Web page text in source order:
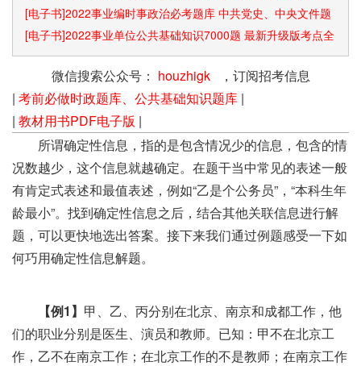
[电子书]2022事业编时事政治必考题库 中共党史、中央文件题
库已更新
[电子书]2022事业单位公共基础知识7000题 最新升级版考点全
覆盖
微信搜索公众号： houzhigk，订阅招考信息
| 考前必做时政题库、公共基础知识题库 |
| 教材用书PDF电子版 |
所谓确定性信息，指的是包含情况少的信息，包含的情
况数越少，这个信息就越确定。在题干当中常见的表述一般
有肯定式表述和最值表述，例如“乙是个公务员”，“本科生年
龄最小”。找到确定性信息之后，结合其他关联信息进行解
题，可以更快地选出答案。接下来我们通过例题感受一下如
何巧用确定性信息解题。
【例1】 甲、乙、丙分别在北京、南京和成都工作，他
们的职业分别是医生、演员和教师。已知：甲不在北京工
作，乙不在南京工作；在北京工作的不是教师；在南京工作